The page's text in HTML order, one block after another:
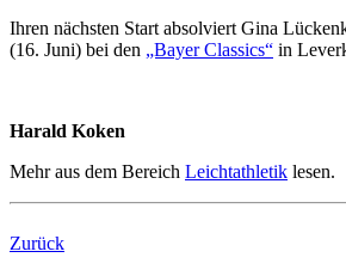
Ihren nächsten Start absolviert Gina
(16. Juni) bei den „Bayer Classics“ in
Harald Koken
Mehr aus dem Bereich Leichtathletik lesen.
Zurück